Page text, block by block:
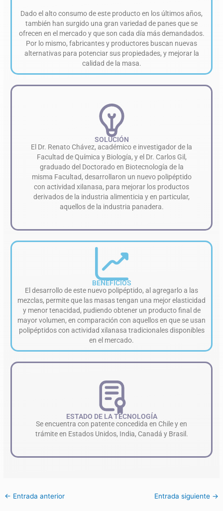
Dado el alto consumo de este producto en los últimos años,
también han surgido una gran variedad de panes que se
ofrecen en el mercado y que son cada día más demandados.
Por lo mismo, fabricantes y productores buscan nuevas
alternativas para potenciar sus propiedades, y mejorar la
calidad de la masa.
SOLUCIÓN
El Dr. Renato Chávez, académico e investigador de la
Facultad de Química y Biología, y el Dr. Carlos Gil,
graduado del Doctorado en Biotecnología de la
misma Facultad, desarrollaron un nuevo polipéptido
con actividad xilanasa, para mejorar los productos
derivados de la industria alimenticia y en particular,
aquellos de la industria panadera.
BENEFICIOS
El desarrollo de este nuevo polipéptido, al agregarlo a las
mezclas, permite que las masas tengan una mejor elasticidad
y menor tenacidad, pudiendo obtener un producto final de
mayor volumen, en comparación con aquellos en que se usan
polipéptidos con actividad xilanasa tradicionales disponibles
en el mercado.
ESTADO DE LA TECNOLOGÍA
Se encuentra con patente concedida en Chile y en
trámite en Estados Unidos, India, Canadá y Brasil.
← Entrada anterior Entrada siguiente →